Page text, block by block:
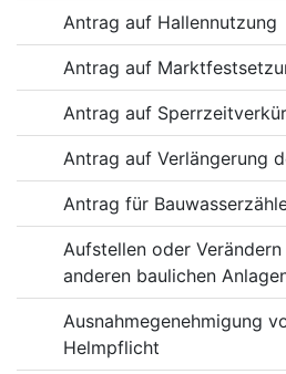
Antrag auf Hallennutzung
Antrag auf
Antrag auf
Antrag auf Verlängerung
Antrag für
Aufstellen oder
anderen baulichen
Ausnahmegenehmigung
Helmpflicht